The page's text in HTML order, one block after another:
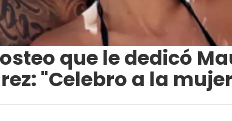
que le dedicó
"Celebro a la